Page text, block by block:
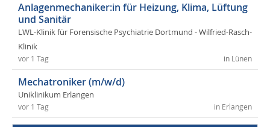
Anlagenmechaniker:in für Heizung, Klima, Lüftung
und Sanitär
LWL-Klinik für Forensische Psychiatrie Dortmund - Wilfried-Rasch-
Klinik
in Lünen
vor 1 Tag
Mechatroniker (m/w/d)
Uniklinikum Erlangen
in Erlangen
vor 1 Tag